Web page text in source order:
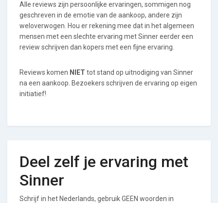
Alle reviews zijn persoonlijke ervaringen, sommigen nog
geschreven in de emotie van de aankoop, andere zijn
weloverwogen. Hou er rekening mee dat in het algemeen
mensen met een slechte ervaring met Sinner eerder een
review schrijven dan kopers met een fijne ervaring.
Reviews komen NIET tot stand op uitnodiging van Sinner
na een aankoop. Bezoekers schrijven de ervaring op eigen
initiatief!
Deel zelf je ervaring met
Sinner
Schrijf in het Nederlands, gebruik GEEN woorden in